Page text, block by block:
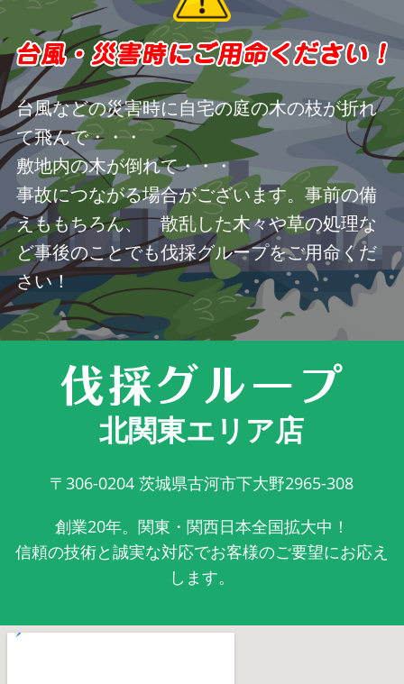
台風などの災害時に自宅の庭の木の枝が折れ
て飛んで・・・
敷地内の木が倒れて・・・
事故につながる場合がございます。事前の備
えももちろん、 散乱した木々や草の処理な
ど事後のことでも伐採グループをご用命くだ
さい！
北関東エリア店
〒306-0204 茨城県古河市下大野2965-308
創業20年。関東・関西日本全国拡大中！
信頼の技術と誠実な対応でお客様のご要望にお応え
します。